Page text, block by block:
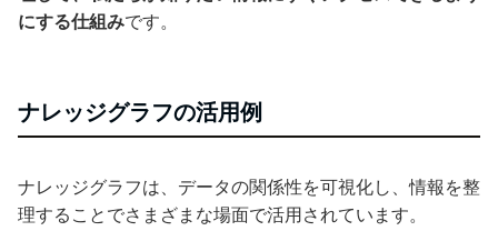
にする仕組みです。
ナレッジグラフの活用例
ナレッジグラフは、データの関係性を可視化し、情報を整
理することでさまざまな場面で活用されています。